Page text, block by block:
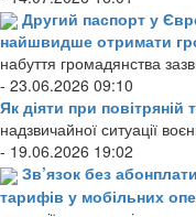
Другий паспорт у
найшвидше отримати
набуття громадянства
- 23.06.2026 09:10
Як діяти при повітряній
надзвичайної ситуації
- 19.06.2026 19:02
Зв’язок без
тарифів у мобільних